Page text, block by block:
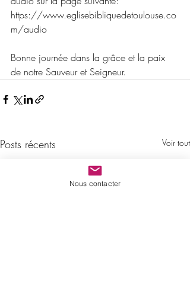
https://www.eglisebibliquedetoulouse.co
m/audio
Bonne journée dans la grâce et la paix
de notre Sauveur et Seigneur.
Posts récents Voir tout
Nous contacter